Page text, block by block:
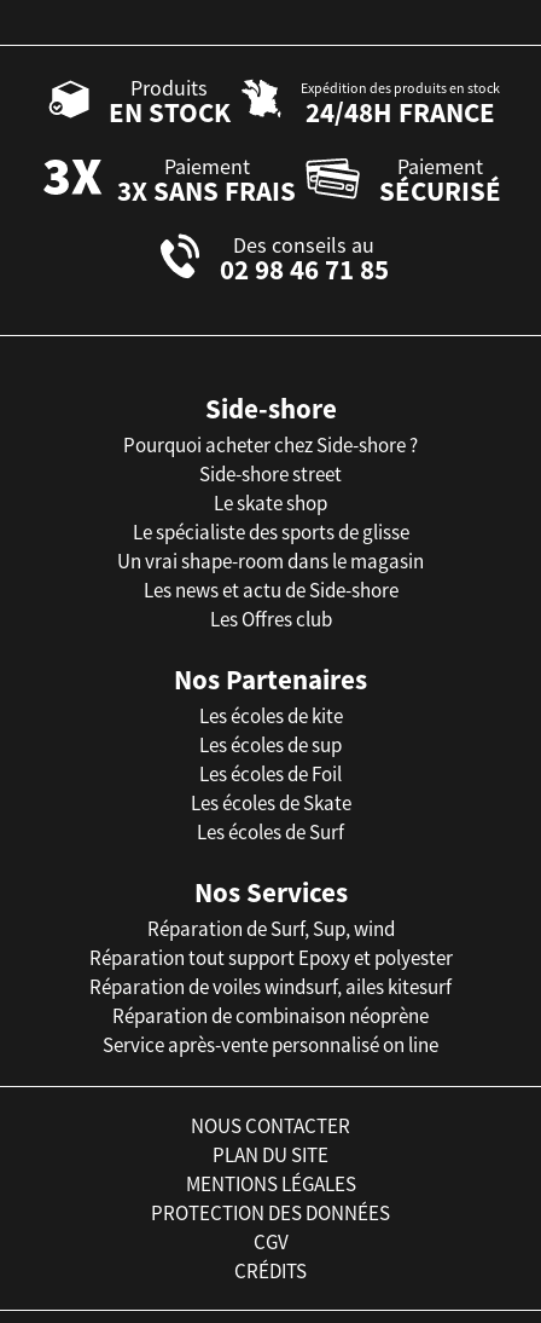
Produits
EN STOCK
Expédition des produits en stock
24/48H FRANCE
Paiement
3X SANS FRAIS
Paiement
SÉCURISÉ
Des conseils au
02 98 46 71 85
Side-shore
Pourquoi acheter chez Side-shore ?
Side-shore street
Le skate shop
Le spécialiste des sports de glisse
Un vrai shape-room dans le magasin
Les news et actu de Side-shore
Les Offres club
Nos Partenaires
Les écoles de kite
Les écoles de sup
Les écoles de Foil
Les écoles de Skate
Les écoles de Surf
Nos Services
Réparation de Surf, Sup, wind
Réparation tout support Epoxy et polyester
Réparation de voiles windsurf, ailes kitesurf
Réparation de combinaison néoprène
Service après-vente personnalisé on line
NOUS CONTACTER
PLAN DU SITE
MENTIONS LÉGALES
PROTECTION DES DONNÉES
CGV
CRÉDITS